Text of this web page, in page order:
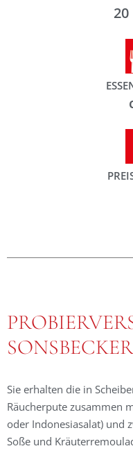
Sie erhalten die in
Räucherpute zusammen
oder Indonesiasalat) und
Soße und